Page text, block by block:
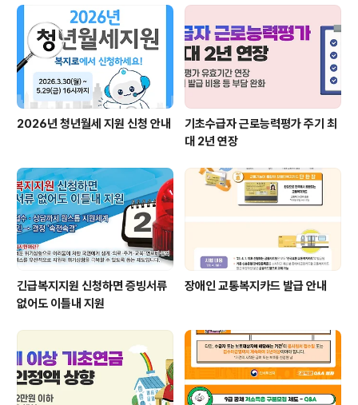
는 무주택자 이며, 지원을 희망하는 청년들은 8월 22일 부
터 1년간 복지로 누리집(www.bokjiro.go.kr) 또는 어플
리케이션을 통하여 신청하거나 거주지의 행정복지센터에
방문 신청하면 된다. < 사..
2026년 청년월세 지원 신청 안내
기초수급자 근로능력평가 주기 최
대 2년 연장
긴급복지지원 신청하면 증빙서류
없어도 이틀내 지원
장애인 교통복지카드 발급 안내